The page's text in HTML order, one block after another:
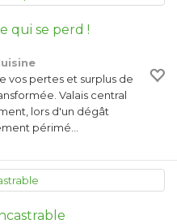
qui se perd !
vos pertes et surplus de
Valais central
lors d'un dégât
périmé…